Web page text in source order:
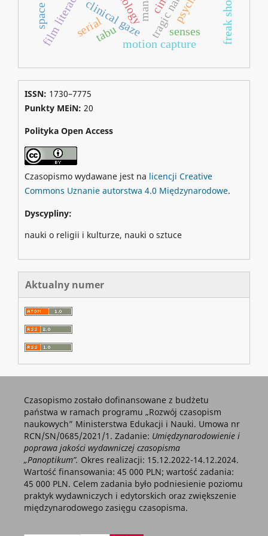
clinical gaze freak show
motion capture
tabu senses
serial
ISSN: 1730–7775
Punkty MEiN: 20
Polityka Open Access
Czasopismo wydawane jest na licencji Creative
Commons Uznanie autorstwa 4.0 Międzynarodowe.
Dyscypliny:
nauki o religii i kulturze, nauki o sztuce
Aktualny numer
Czasopismo zostało dofinansowane z budżetu
państwa w ramach programu „Rozwój czasopism
naukowych” Ministerstwa Edukacji i Nauki. Umowa nr
RCN/SN/0685/2021/1. Zadanie: Umiędzynarodowienie i
poprawa jakości wydawniczej czasopisma
„Panoptikum”. Okres realizacji: 15.12.2022-14.12.2024.
Wartość finansowania: 45 000 PLN; wartość zadania:
45 000 PLN. Celem zadania było podniesienie poziomu
praktyk wydawniczych i edytorskich oraz zwiększenie
międzynarodowego zasięgu czasopisma.